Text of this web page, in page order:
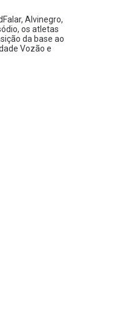
Alvinegro,
os atletas
da base ao
Vozão e